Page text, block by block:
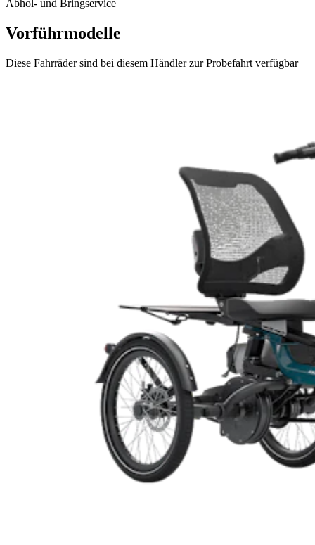
Abhol- und Bringservice
Vorführmodelle
Diese Fahrräder sind bei diesem Händler zur Probefahrt verfügbar